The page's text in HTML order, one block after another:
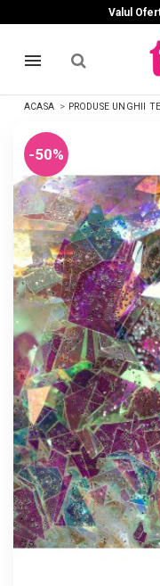
Valul
ACASA PRODUSE UNGHII
-50%